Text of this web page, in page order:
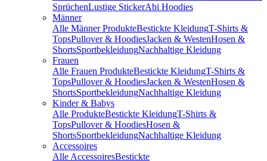
SprüchenLustige StickerAbi Hoodies
Männer
Alle Männer ProdukteBestickte KleidungT-Shirts &
TopsPullover & HoodiesJacken & WestenHosen &
ShortsSportbekleidungNachhaltige Kleidung
Frauen
Alle Frauen ProdukteBestickte KleidungT-Shirts &
TopsPullover & HoodiesJacken & WestenHosen &
ShortsSportbekleidungNachhaltige Kleidung
Kinder & Babys
Alle ProdukteBestickte KleidungT-Shirts &
TopsPullover & HoodiesHosen &
ShortsSportbekleidungNachhaltige Kleidung
Accessoires
Alle AccessoiresBestickte